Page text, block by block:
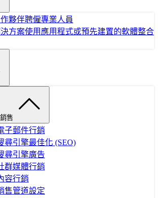
夥伴聘僱專業人員
方案使用應用程式或預先建置的軟體整合
售
子郵件行銷
尋引擎最佳化 (SEO)
尋引擎廣告
群媒體行銷
容行銷
售管道設定